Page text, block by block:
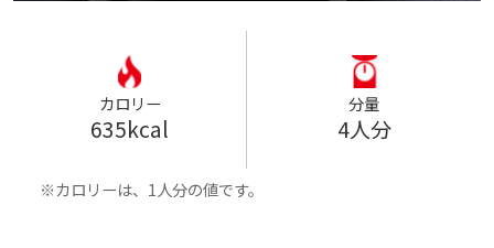
カロリー
635kcal
分量
4人分
カロリーは、1人分の値です。